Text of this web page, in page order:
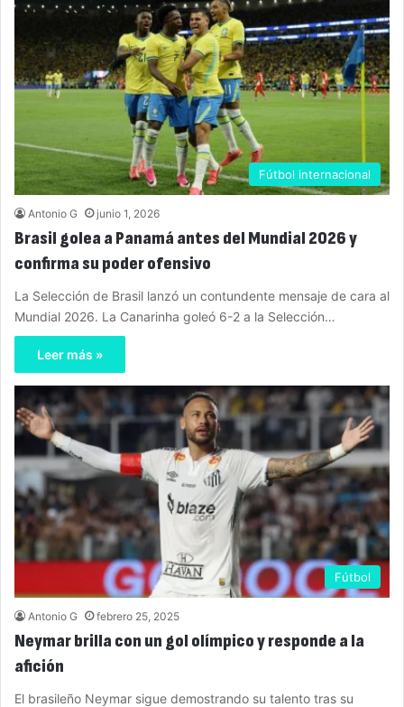
Fútbol internacional
Antonio G junio 1, 2026
Brasil golea a Panamá antes del Mundial 2026 y
confirma su poder ofensivo
La Selección de Brasil lanzó un contundente mensaje de cara al
Mundial 2026. La Canarinha goleó 6-2 a la Selección…
Leer más »
Fútbol
Antonio G febrero 25, 2025
Neymar brilla con un gol olímpico y responde a la
afición
El brasileño Neymar sigue demostrando su talento tras su